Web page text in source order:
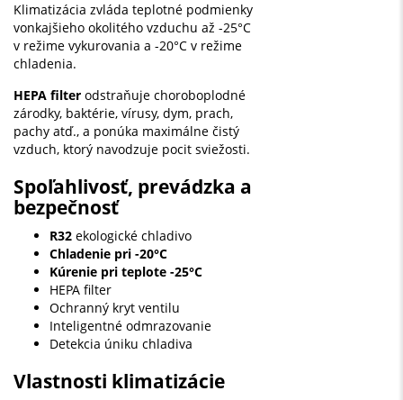
Klimatizácia zvláda teplotné podmienky
vonkajšieho okolitého vzduchu až -25°C
v režime vykurovania a -20°C v režime
chladenia.
HEPA filter odstraňuje choroboplodné
zárodky, baktérie, vírusy, dym, prach,
pachy atď., a ponúka maximálne čistý
vzduch, ktorý navodzuje pocit sviežosti.
Spoľahlivosť, prevádzka a
bezpečnosť
R32 ekologické chladivo
Chladenie pri -20°C
Kúrenie pri teplote -25°C
HEPA filter
Ochranný kryt ventilu
Inteligentné odmrazovanie
Detekcia úniku chladiva
Vlastnosti klimatizácie